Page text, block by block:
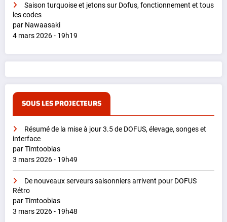
Saison turquoise et jetons sur Dofus, fonctionnement et tous
les codes
par Nawaasaki
4 mars 2026 - 19h19
SOUS LES PROJECTEURS
Résumé de la mise à jour 3.5 de DOFUS, élevage, songes et
interface
par Timtoobias
3 mars 2026 - 19h49
De nouveaux serveurs saisonniers arrivent pour DOFUS
Rétro
par Timtoobias
3 mars 2026 - 19h48